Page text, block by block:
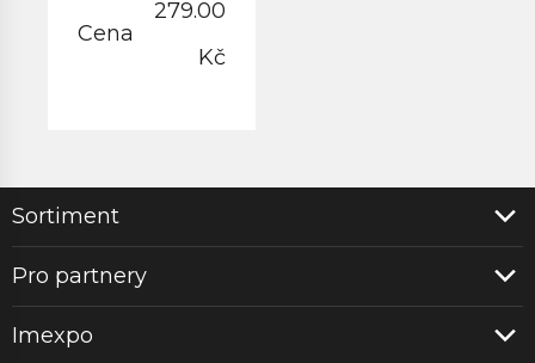
Cena
279.00
Kč
Sortiment
Pro partnery
Imexpo